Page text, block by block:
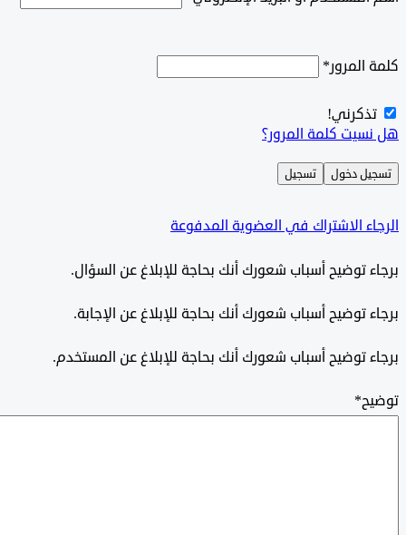
*
كلمة المرور؟
دخول تسجيل
الاشتراك في العضوية المدفوعة
توضيح أسباب شعورك أنك بحاجة للإبلاغ عن السؤال.
توضيح أسباب شعورك أنك بحاجة للإبلاغ عن الإجابة.
توضيح أسباب شعورك أنك بحاجة للإبلاغ عن المستخدم.
*